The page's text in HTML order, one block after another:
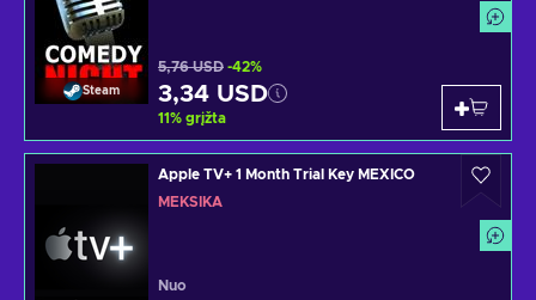
Steam
5,76 USD -42%
3,34 USD
11% grįžta
Apple TV+ 1 Month Trial Key MEXICO
MEKSIKA
Nuo